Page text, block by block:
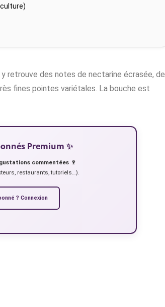
retrouve des notes de nectarine écrasée, de
fines pointes variétales. La bouche est
Premium ✨
commentées 🍷
restaurants, tutoriels…).
? Connexion